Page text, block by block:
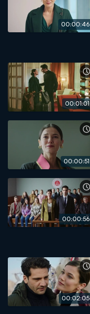
00:00:46
00:01:01
00:00:51
00:00:56
00:02:05